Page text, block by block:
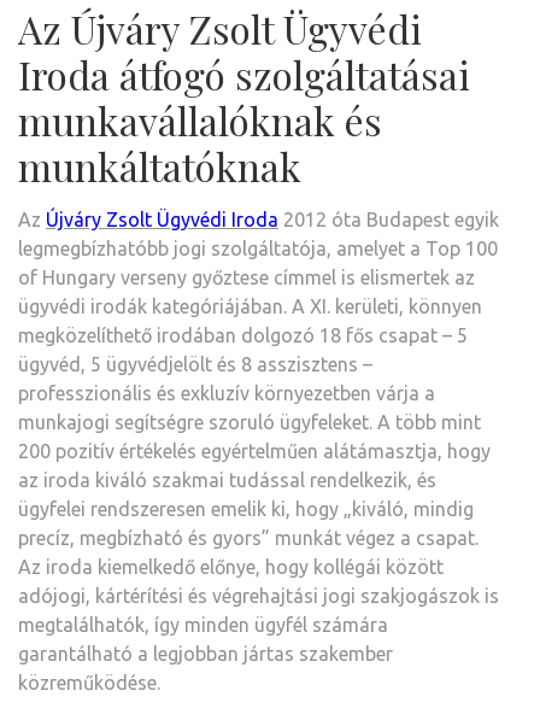
Az Újváry Zsolt Ügyvédi
Iroda átfogó szolgáltatásai
munkavállalóknak és
munkáltatóknak
Az Újváry Zsolt Ügyvédi Iroda 2012 óta Budapest egyik
legmegbízhatóbb jogi szolgáltatója, amelyet a Top 100
of Hungary verseny győztese címmel is elismertek az
ügyvédi irodák kategóriájában. A XI. kerületi, könnyen
megközelíthető irodában dolgozó 18 fős csapat – 5
ügyvéd, 5 ügyvédjelölt és 8 asszisztens –
professzionális és exkluzív környezetben várja a
munkajogi segítségre szoruló ügyfeleket. A több mint
200 pozitív értékelés egyértelműen alátámasztja, hogy
az iroda kiváló szakmai tudással rendelkezik, és
ügyfelei rendszeresen emelik ki, hogy „kiváló, mindig
precíz, megbízható és gyors” munkát végez a csapat.
Az iroda kiemelkedő előnye, hogy kollégái között
adójogi, kártérítési és végrehajtási jogi szakjogászok is
megtalálhatók, így minden ügyfél számára
garantálható a legjobban jártas szakember
közreműködése.